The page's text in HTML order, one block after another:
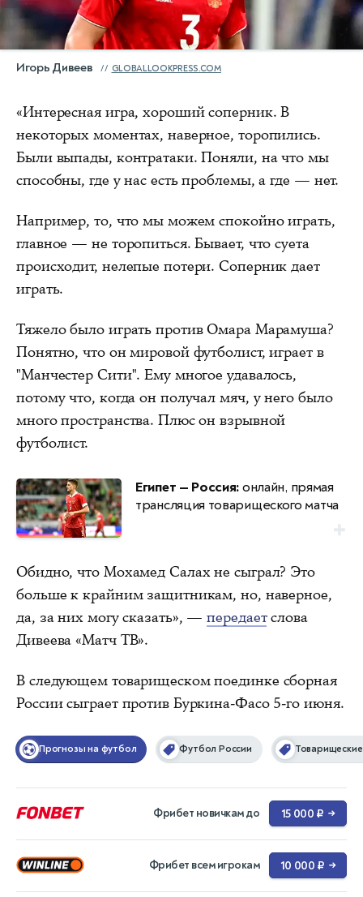
Игорь Дивеев GLOBALLOOKPRESS.COM
«Интересная игра, хороший соперник. В
некоторых моментах, наверное, торопились.
Были выпады, контратаки. Поняли, на что мы
способны, где у нас есть проблемы, а где — нет.
Например, то, что мы можем спокойно играть,
главное — не торопиться. Бывает, что суета
происходит, нелепые потери. Соперник дает
играть.
Тяжело было играть против Омара Марамуша?
Понятно, что он мировой футболист, играет в
"Манчестер Сити". Ему многое удавалось,
потому что, когда он получал мяч, у него было
много пространства. Плюс он взрывной
футболист.
Египет — Россия:онлайн, прямая
трансляция товарищеского матча
Обидно, что Мохамед Салах не сыграл? Это
больше к крайним защитникам, но, наверное,
да, за них могу сказать», —передаетслова
Дивеева «Матч ТВ».
В следующем товарищеском поединке сборная
России сыграет против Буркина-Фасо 5-го июня.
Прогнозы на футбол Футбол России
Фрибет новичкам до 15 000 ₽ →
Фрибет всем игрокам 10 000 ₽ →